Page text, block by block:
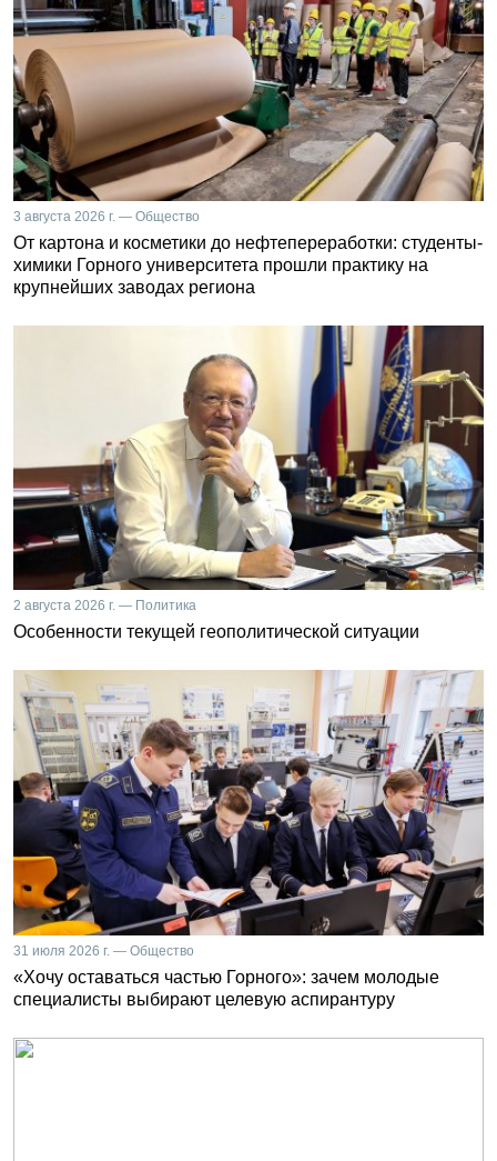
3 августа 2026 г. — Общество
От картона и косметики до нефтепереработки: студенты-
химики Горного университета прошли практику на
крупнейших заводах региона
2 августа 2026 г. — Политика
Особенности текущей геополитической ситуации
31 июля 2026 г. — Общество
«Хочу оставаться частью Горного»: зачем молодые
специалисты выбирают целевую аспирантуру